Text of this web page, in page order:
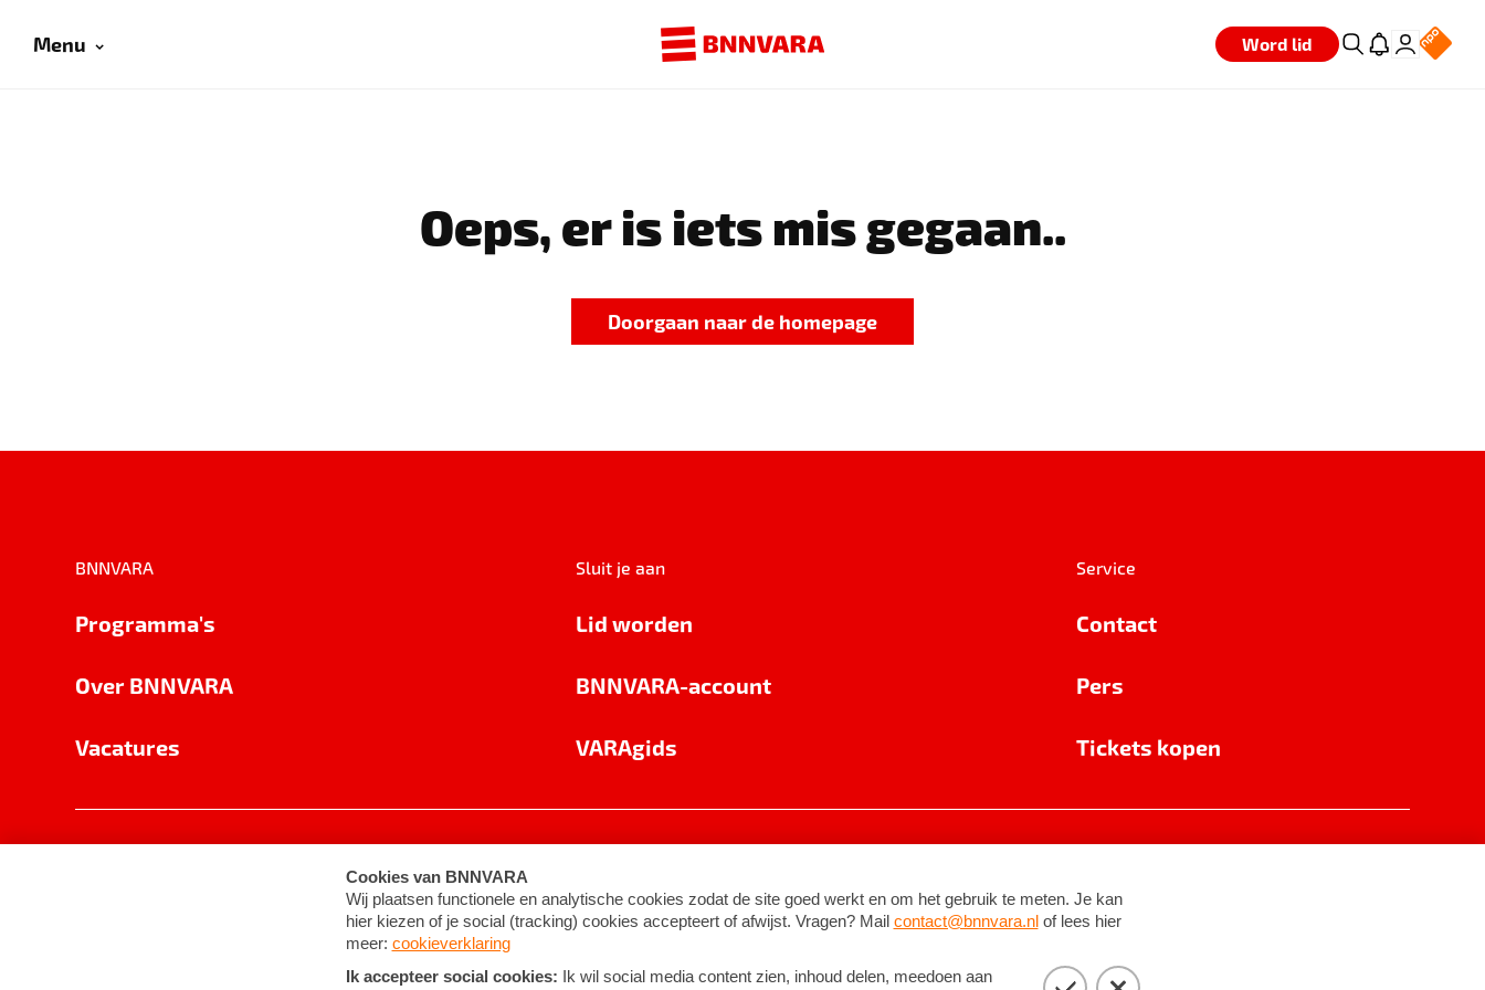
Menu Word lid
Oeps, er is iets mis gegaan..
Doorgaan naar de homepage
BNNVARA
Programma's
Over BNNVARA
Vacatures
Sluit je aan
Lid worden
BNNVARA-account
VARAgids
Service
Contact
Pers
Tickets kopen
Cookie-instellingen Algemene voorwaarden ©2026BNNVARA